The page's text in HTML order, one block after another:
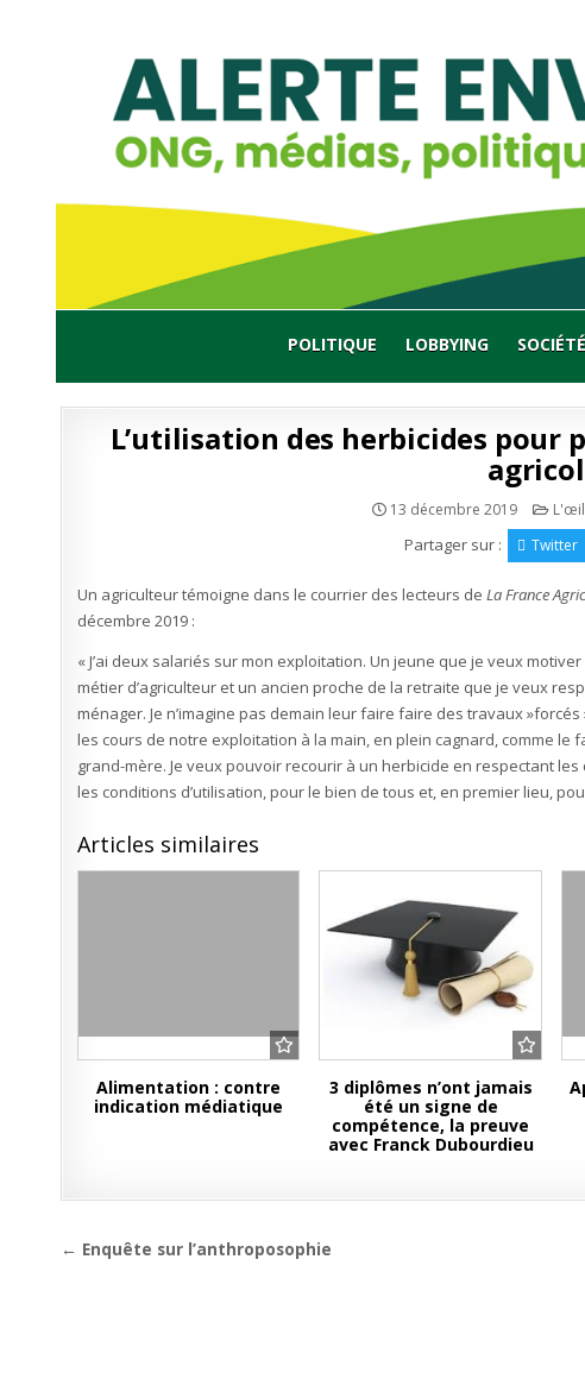
POLITIQUE LOBBYING SOCIÉTÉ
L’utilisation des herbicides pour
13 décembre 2019
Partager sur : Twitter
Un agriculteur témoigne dans le courrier des lecteurs deLa France
décembre 2019 :
« J’ai deux salariés sur mon exploitation. Un jeune que je veux
métier d’agriculteur et un ancien proche de la retraite que je veux
ménager. Je n’imagine pas demain leur faire faire des travaux »forcés
les cours de notre exploitation à la main, en plein cagnard, comme le
grand-mère. Je veux pouvoir recourir à un herbicide en respectant
les conditions d’utilisation, pour le bien de tous et, en premier lieu,
Articles similaires
Alimentation : contre
indication médiatique
3 diplômes n’ont jamais
été un signe de
compétence, la preuve
avec Franck Dubourdieu
Navigation
← Enquête sur l’anthroposophie